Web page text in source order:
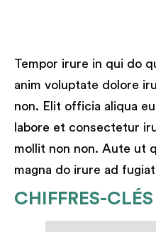
Tempor irure in qui do
anim voluptate dolore
non. Elit officia aliqua
labore et consectetur
mollit non non. Aute ut
magna do irure ad
CHIFFRES-